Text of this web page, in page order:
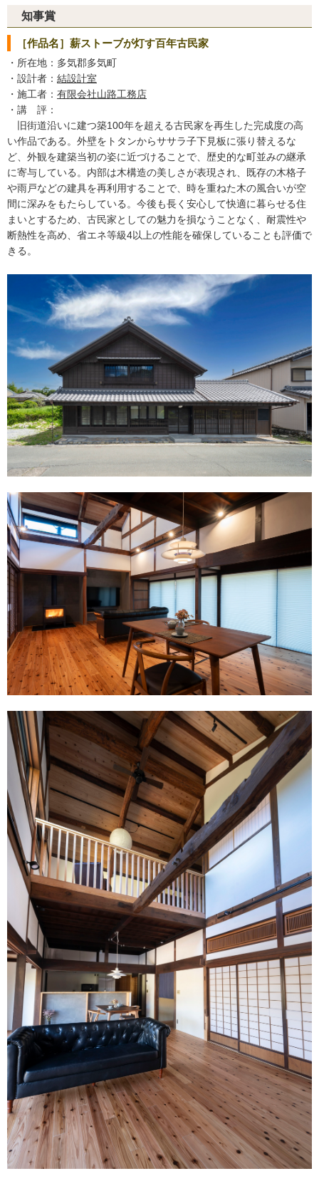
知事賞
［作品名］薪ストーブが灯す百年古民家
・所在地：多気郡多気町
・設計者： 結設計室
・施工者： 有限会社山路工務店
・講 評：
旧街道沿いに建つ築100年を超える古民家を再生した完成度の高
い作品である。外壁をトタンからササラ子下見板に張り替えるな
ど、外観を建築当初の姿に近づけることで、歴史的な町並みの継承
に寄与している。内部は木構造の美しさが表現され、既存の木格子
や雨戸などの建具を再利用することで、時を重ねた木の風合いが空
間に深みをもたらしている。今後も長く安心して快適に暮らせる住
まいとするため、古民家としての魅力を損なうことなく、耐震性や
断熱性を高め、省エネ等級4以上の性能を確保していることも評価で
きる。